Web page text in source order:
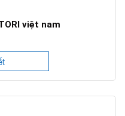
việt nam